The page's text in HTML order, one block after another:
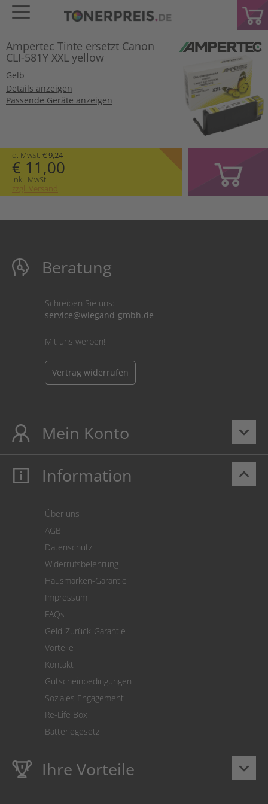
Ampertec Tinte ersetzt Canon
CLI-581Y XXL yellow
Gelb
Details anzeigen
Passende Geräte anzeigen
o. MwSt. € 9,24
€ 11,00
inkl. MwSt.
zzgl. Versand
Beratung
Schreiben Sie uns:
service@wiegand-gmbh.de
Mit uns werben!
Vertrag widerrufen
keyboard_arrow_down
Mein Konto
Mein Konto
Cookie Einstellungen
keyboard_arrow_up
Information
Über uns
AGB
Datenschutz
Widerrufsbelehrung
Hausmarken-Garantie
Impressum
FAQs
Geld-Zurück-Garantie
Vorteile
Kontakt
Gutscheinbedingungen
Soziales Engagement
Re-Life Box
Batteriegesetz
keyboard_arrow_down
Ihre Vorteile